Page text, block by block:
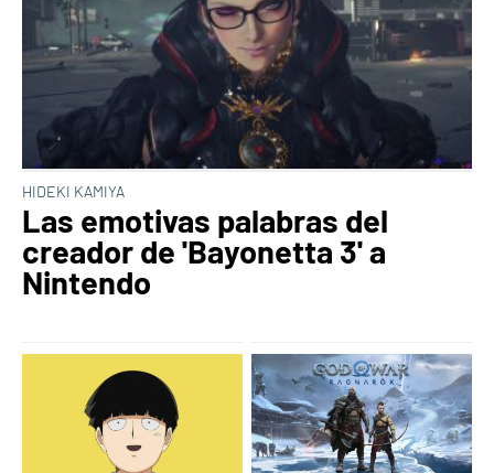
HIDEKI KAMIYA
Las emotivas palabras del
creador de 'Bayonetta 3' a
Nintendo